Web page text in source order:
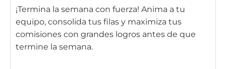
¡Termina la semana con fuerza! Anima a tu
equipo, consolida tus filas y maximiza tus
comisiones con grandes logros antes de que
termine la semana.